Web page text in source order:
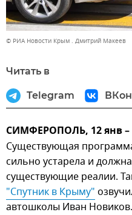
© РИА Новости Крым . Дмитрий Макеев
Читать в
Telegram
СИМФЕРОПОЛЬ, 12 янв
Существующая
сильно устарела и
существующие реалии.
"Спутник в Крыму"
автошколы Иван Новиков.